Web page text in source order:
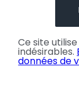
Ce site
indésirables.
données de